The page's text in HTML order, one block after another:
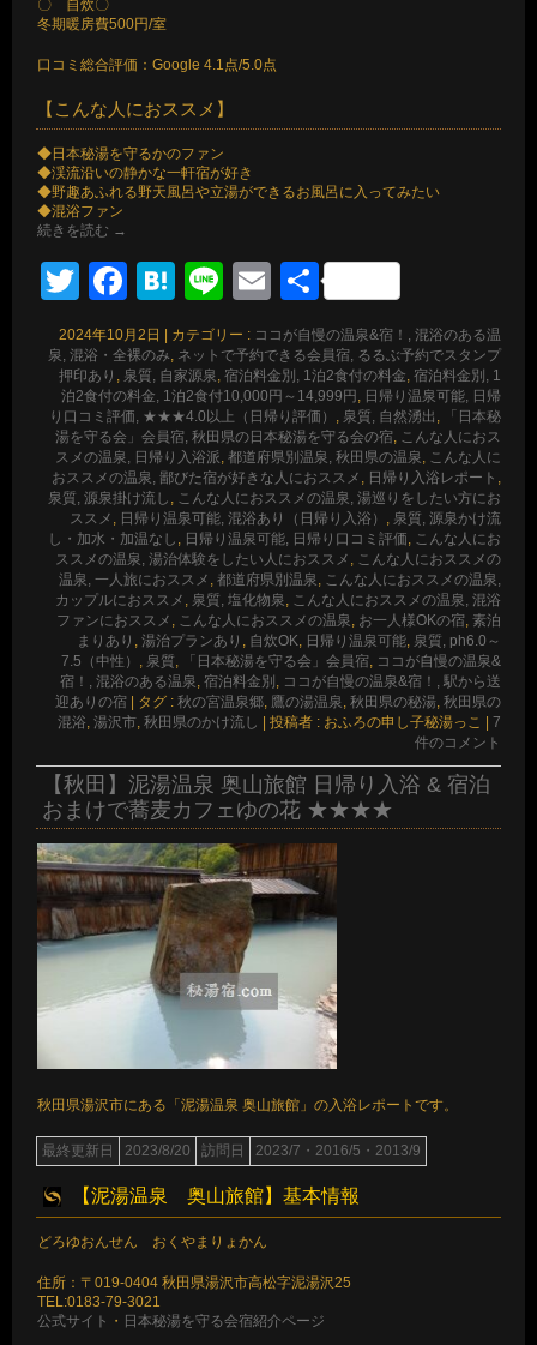
〇 自炊〇
冬期暖房費500円/室
口コミ総合評価：Google 4.1点/5.0点
【こんな人におススメ】
◆日本秘湯を守るかのファン
◆渓流沿いの静かな一軒宿が好き
◆野趣あふれる野天風呂や立湯ができるお風呂に入ってみたい
◆混浴ファン
続きを読む →
TwitterFacebook
Hatena
LineEmail
共
有
2024年10月2日 カテゴリー : ココが自慢の温泉&宿！, 混浴のある温
泉, 混浴・全裸のみ, ネットで予約できる会員宿, るるぶ予約でスタンプ
押印あり , 泉質, 自家源泉, 宿泊料金別, 1泊2食付の料金, 宿泊料金別, 1
泊2食付の料金, 1泊2食付10,000円～14,999円 , 日帰り温泉可能, 日帰
り口コミ評価, ★★★4.0以上（日帰り評価） , 泉質, 自然湧出 ,
「日本秘
湯を守る会」会員宿, 秋田県の日本秘湯を守る会の宿, こんな人におス
スメの温泉, 日帰り入浴派, 都道府県別温泉, 秋田県の温泉, こんな人に
おススメの温泉, 鄙びた宿が好きな人におススメ , 日帰り入浴レポート ,
泉質, 源泉掛け流し , こんな人におススメの温泉, 湯巡りをしたい方にお
ススメ , 日帰り温泉可能, 混浴あり（日帰り入浴） , 泉質, 源泉かけ流
し・加水・加温なし , 日帰り温泉可能, 日帰り口コミ評価, こんな人にお
ススメの温泉, 湯治体験をしたい人におススメ , こんな人におススメの
温泉, 一人旅におススメ , 都道府県別温泉, こんな人におススメの温泉,
カップルにおススメ , 泉質, 塩化物泉, こんな人におススメの温泉, 混浴
ファンにおススメ , こんな人におススメの温泉, お一人様OKの宿, 素泊
まりあり , 湯治プランあり , 自炊OK, 日帰り温泉可能, 泉質, ph6.0～
7.5（中性） , 泉質, 「日本秘湯を守る会」会員宿, ココが自慢の温泉&
宿！, 混浴のある温泉, 宿泊料金別 , ココが自慢の温泉&宿！, 駅から送
迎ありの宿
タグ : 秋の宮温泉郷, 鷹の湯温泉, 秋田県の秘湯, 秋田県の
混浴, 湯沢市, 秋田県のかけ流し 投稿者 : おふろの申し子秘湯っこ
7
件のコメント
【秋田】泥湯温泉 奥山旅館 日帰り入浴 & 宿泊
おまけで蕎麦カフェゆの花 ★★★★
秋田県湯沢市にある「泥湯温泉 奥山旅館」の入浴レポートです。
最終更新日 2023/8/20 訪問日 2023/7・2016/5・2013/9
【泥湯温泉 奥山旅館】基本情報
どろゆおんせん おくやまりょかん
住所：〒019-0404 秋田県湯沢市高松字泥湯沢25
TEL:0183-79-3021
公式サイト ・ 日本秘湯を守る会宿紹介ページ